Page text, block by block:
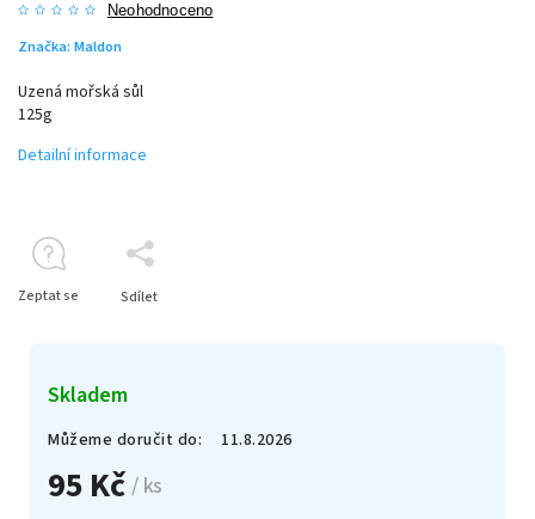
Neohodnoceno
Značka: Maldon
95 Kč/ ks
Skladem
Můžeme doručit do: 11.8.2026
Uzená mořská sůl
125g
Detailní informace
Zeptat se Sdílet